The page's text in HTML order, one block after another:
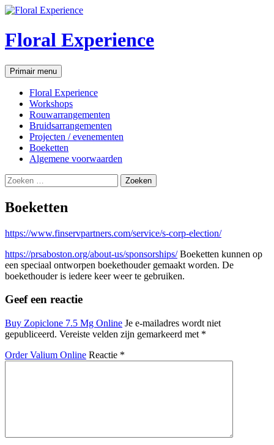
Floral Experience
Zoeken
Primair menu Ga
naar
de
inhoud
Floral Experience
Workshops
Rouwarrangementen
Bruidsarrangementen
Projecten / evenementen
Boeketten
Algemene voorwaarden
Zoeken
naar:
Boeketten
https://www.finservpartners.com/service/s-corp-election/
https://prsaboston.org/about-us/sponsorships/Boeketten kunnen op
een speciaal ontworpen boekethouder gemaakt worden. De
boekethouder is iedere keer weer te gebruiken.
Geef een reactie
Buy Zopiclone 7.5 Mg Online Je e-mailadres wordt niet
gepubliceerd. Vereiste velden zijn gemarkeerd met *
Order Valium Online Reactie *